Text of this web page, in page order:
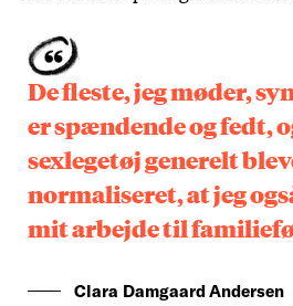
De fleste, jeg møder,
er spændende og fedt,
sexlegetøj generelt
normaliseret, at jeg
mit arbejde til
Clara Damgaard Andersen